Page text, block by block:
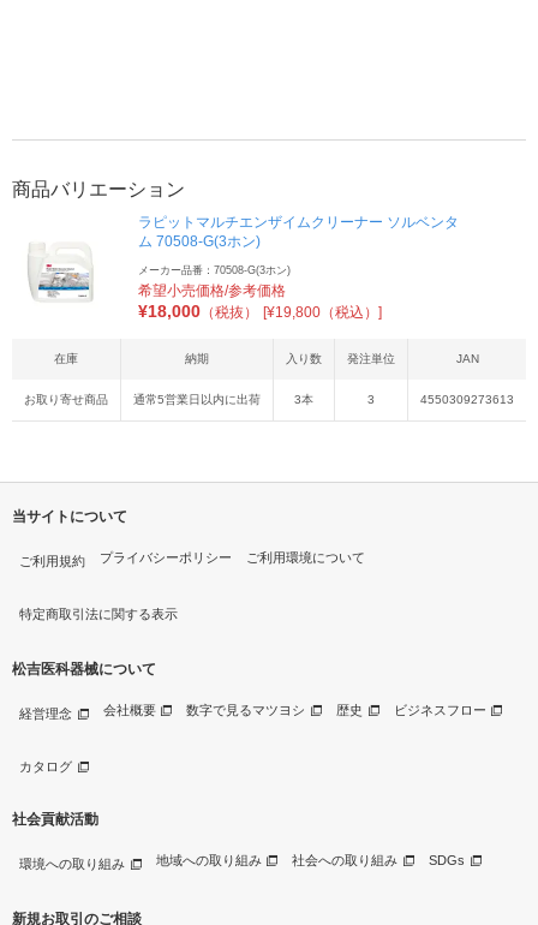
商品バリエーション
ラピットマルチエンザイムクリーナー ソルベンタ
ム 70508-G(3ホン)
メーカー品番：70508-G(3ホン)
希望小売価格/参考価格
¥18,000 （税抜） [¥19,800（税込）]
在庫 納期 入り数 発注単位 JAN
お取り寄せ商品 通常5営業日以内に出荷 3本 3 4550309273613
当サイトについて
ご利用規約 プライバシーポリシー ご利用環境について
特定商取引法に関する表示
松吉医科器械について
経営理念 会社概要 数字で見るマツヨシ 歴史 ビジネスフロー
カタログ
社会貢献活動
環境への取り組み 地域への取り組み 社会への取り組み SDGs
新規お取引のご相談